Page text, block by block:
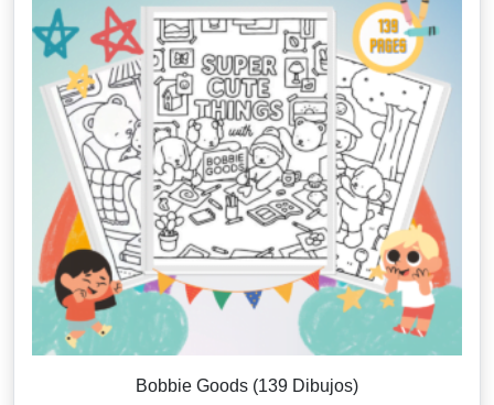
Bobbie Goods (139 Dibujos)